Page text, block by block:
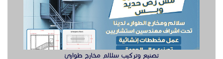
تصنيع مقطوره قلص الشرقية